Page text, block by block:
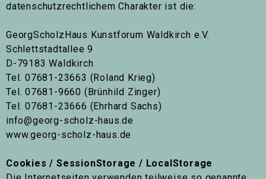
datenschutzrechtlichem Charakter ist die:
GeorgScholzHaus Kunstforum Waldkirch e.V.
Schlettstadtallee 9
D-79183 Waldkirch
Tel. 07681-23663 (Roland Krieg)
Tel. 07681-9660 (Brünhild Zinger)
Tel. 07681-23666 (Ehrhard Sachs)
info@georg-scholz-haus.de
www.georg-scholz-haus.de
Cookies / SessionStorage / LocalStorage